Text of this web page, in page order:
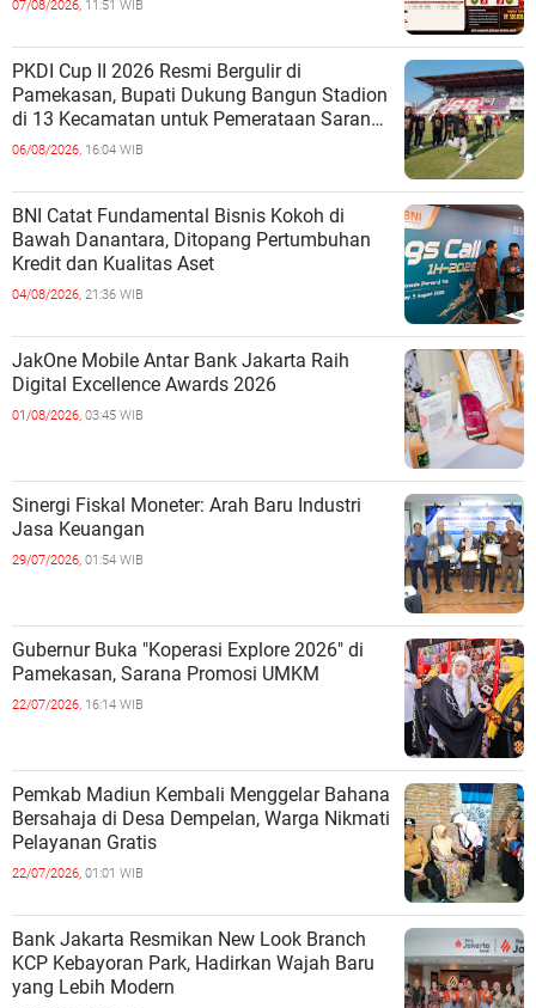
07/08/2026, 11:51 WIB
PKDI Cup II 2026 Resmi Bergulir di
Pamekasan, Bupati Dukung Bangun Stadion
di 13 Kecamatan untuk Pemerataan Sarana
Olahraga
06/08/2026, 16:04 WIB
BNI Catat Fundamental Bisnis Kokoh di
Bawah Danantara, Ditopang Pertumbuhan
Kredit dan Kualitas Aset
04/08/2026, 21:36 WIB
JakOne Mobile Antar Bank Jakarta Raih
Digital Excellence Awards 2026
01/08/2026, 03:45 WIB
Sinergi Fiskal Moneter: Arah Baru Industri
Jasa Keuangan
29/07/2026, 01:54 WIB
Gubernur Buka "Koperasi Explore 2026" di
Pamekasan, Sarana Promosi UMKM
22/07/2026, 16:14 WIB
Pemkab Madiun Kembali Menggelar Bahana
Bersahaja di Desa Dempelan, Warga Nikmati
Pelayanan Gratis
22/07/2026, 01:01 WIB
Bank Jakarta Resmikan New Look Branch
KCP Kebayoran Park, Hadirkan Wajah Baru
yang Lebih Modern